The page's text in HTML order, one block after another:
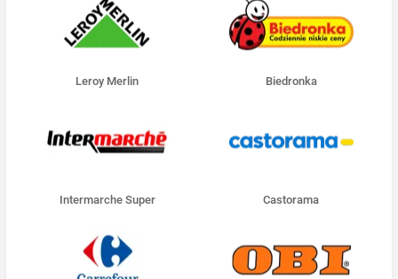
Leroy Merlin Biedronka
Intermarche Super Castorama